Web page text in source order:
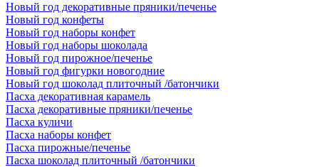
Новый год декоративные пряники/печенье
Новый год конфеты
Новый год наборы конфет
Новый год наборы шоколада
Новый год пирожное/печенье
Новый год фигурки новогодние
Новый год шоколад плиточный /батончики
Пасха декоративная карамель
Пасха декоративные пряники/печенье
Пасха куличи
Пасха наборы конфет
Пасха пирожные/печенье
Пасха шоколад плиточный /батончики